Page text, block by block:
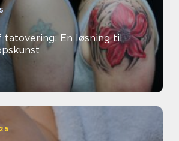
tatovering: En løsning til